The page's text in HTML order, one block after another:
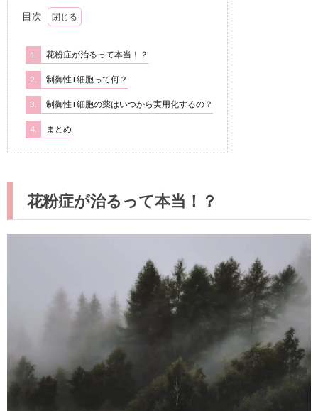
目次
1. 花粉症が治るって本当！？
2. 制御性T細胞って何？
3. 制御性T細胞の薬はいつから実用化するの？
4. まとめ
花粉症が治るって本当！？